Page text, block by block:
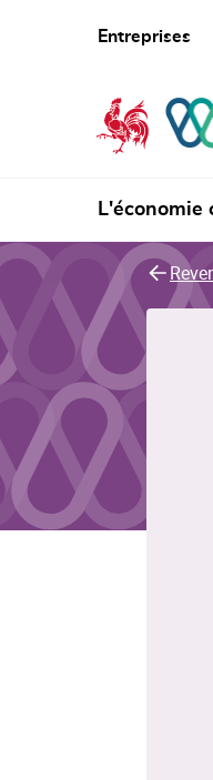
Entreprises
L'économie